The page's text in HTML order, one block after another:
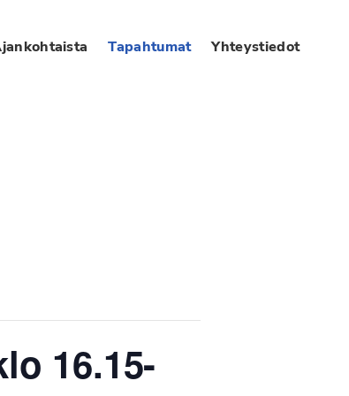
Tapahtumat Yhteystiedot
16.15-